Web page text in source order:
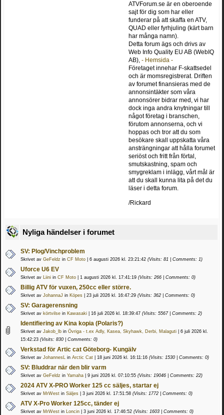
ATVForum.se är en oberoende
sajt för dig som har eller
funderar på att skaffa en ATV,
QUAD eller fyrhjuling (kärt barn
har många namn).
Detta forum ägs och drivs av
Web Info Quality EU AB (WebIQ
AB), - Hemsida -
Företaget innehar F-skattsedel
och är momsregistrerat. Driften
av forumet finansieras med de
annonsintäkter som våra
annonsörer bidrar med, vi har
dock inga andra knytningar till
något företag i branschen,
förutom annonserna, och vi
hoppas och tror att du som
besökare skall uppskatta våra
ansträngningar att hålla forumet
seriöst och fritt från förtal,
smutskastning, spam och
smygreklam i inlägg, vårt mål är
att du skall kunna lita på det du
läser i detta forum.
/Rickard
Nyliga händelser i forumet
SV: Plog/Vinchproblem
Skrivet av GeFeldz in CF Moto | 6 augusti 2026 kl. 23:21:42 (Visits: 81 | Comments: 1)
Uforce U6 EV
Skrivet av Liini in CF Moto | 1 augusti 2026 kl. 17:41:19 (Visits: 266 | Comments: 0)
Billig ATV för vuxen, 250cc eller större.
Skrivet av JohannaJ in Köpes | 23 juli 2026 kl. 16:47:29 (Visits: 362 | Comments: 0)
SV: Garagerensning
Skrivet av körtvilse in Kawasaki | 16 juli 2026 kl. 18:39:47 (Visits: 5567 | Comments: 2)
Identifiering av Kina kopia (Polaris?)
Skrivet av Jakob_lb in Övriga - t.ex Adly, Kasea, Skyhawk, Derbi, Malaguti | 6 juli 2026 kl.
15:42:23 (Visits: 830 | Comments: 0)
Verkstad för Artic cat Göteborg- Kungälv
Skrivet av JohannesL in Arctic Cat | 18 juni 2026 kl. 16:11:16 (Visits: 1530 | Comments: 0)
SV: Bluddrar när den blir varm
Skrivet av GeFeldz in Yamaha | 9 juni 2026 kl. 07:10:55 (Visits: 19046 | Comments: 22)
2024 ATV X-PRO Worker 125 cc säljes, startar ej
Skrivet av MrWest in Säljes | 3 juni 2026 kl. 17:51:58 (Visits: 1772 | Comments: 0)
ATV X-Pro Worker 125cc, tänder ej
Skrivet av MrWest in Loncin | 3 juni 2026 kl. 17:46:52 (Visits: 1603 | Comments: 0)